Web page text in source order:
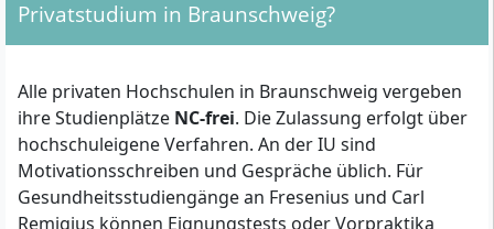
Privatstudium in Braunschweig?
Alle privaten Hochschulen in Braunschweig vergeben
ihre Studienplätze NC-frei. Die Zulassung erfolgt über
hochschuleigene Verfahren. An der IU sind
Motivationsschreiben und Gespräche üblich. Für
Gesundheitsstudiengänge an Fresenius und Carl
Remigius können Eignungstests oder Vorpraktika